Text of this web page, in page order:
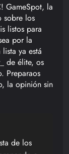
GameSpot, la
sobre los
listos para
por la
ya está
de élite, os
Preparaos
la opinión sin
de los